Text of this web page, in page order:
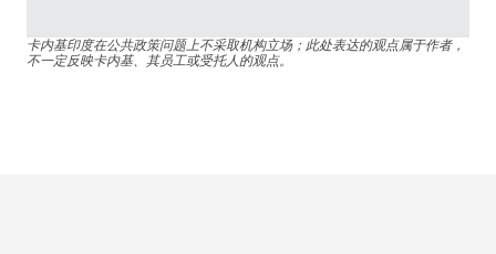
卡内基印度在公共政策问题上不采取机构立场；此处表达的观点属于作者，
不一定反映卡内基、其员工或受托人的观点。